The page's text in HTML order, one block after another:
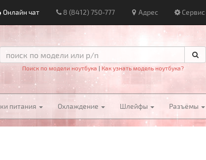
Онлайн чат 8 (8412) 750-777 Адрес Сервис
Поиск по модели ноутбука | Как узнать модель ноутбука?
питания Охлаждение Шлейфы Разъёмы